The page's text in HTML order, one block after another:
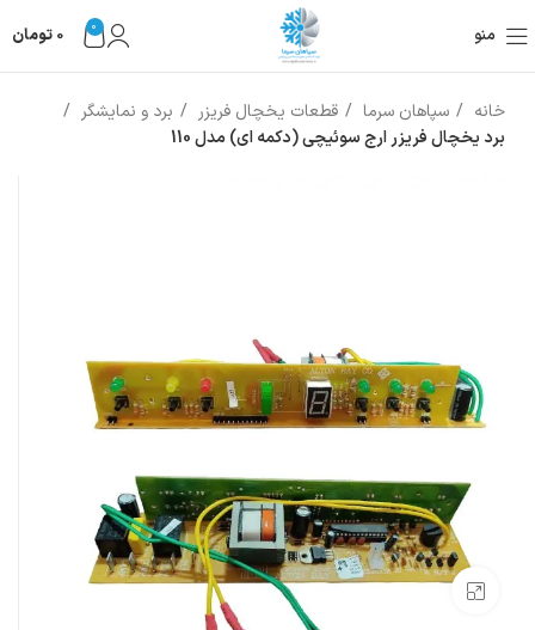
منو 0
0 تومان
خانه سپاهان سرما قطعات یخچال فریزر
برد و نمایشگر
برد یخچال فریزر ارج سوئیچی (دکمه ای) مدل 110
بزرگنمایی تصویر